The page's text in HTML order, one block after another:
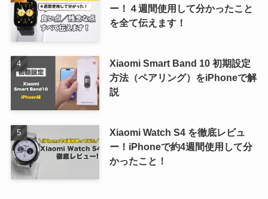
ー！４週間使用して分かったこと
を全て伝えます！
Xiaomi Smart Band 10 初期設定
方法（ペアリング）をiPhoneで解
説
Xiaomi Watch S4 を徹底レビュ
ー！iPhoneで約4週間使用して分
かったこと！